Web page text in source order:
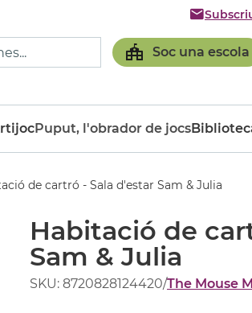
Soc una escola
Puput, l'obrador de jocs
de cartró - Sala d'estar Sam & Julia
Habitació de
Sam & Julia
SKU: 8720828124420/The Mouse